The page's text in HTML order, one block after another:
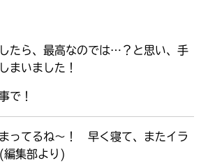
たら、最高なのでは…？と思い、手
まいました！
で！
ってるね～！ 早く寝て、またイラ
集部より)